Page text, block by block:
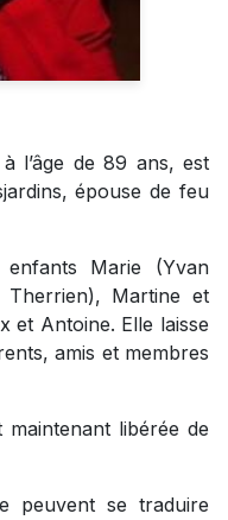
l’âge de 89 ans, est
épouse de feu
Marie (Yvan
Therrien), Martine et
et Antoine. Elle laisse
amis et membres
libérée de
peuvent se traduire